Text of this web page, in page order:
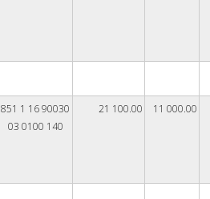
851 1 16 90030
03 0100 140
21 100.00 11 000.00